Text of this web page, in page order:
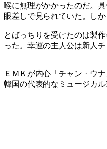
喉に無理がかかったのだ。
眼差しで見られていた。し
とばっちりを受けたのは製
った。幸運の主人公は新人
ＥＭＫが内心「チャン・ウ
韓国の代表的なミュージカ